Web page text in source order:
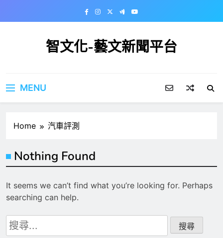
智文化-藝文新聞平台
MENU
Home 汽車評測
Nothing Found
It seems we can’t find what you’re looking for. Perhaps
searching can help.
搜
尋